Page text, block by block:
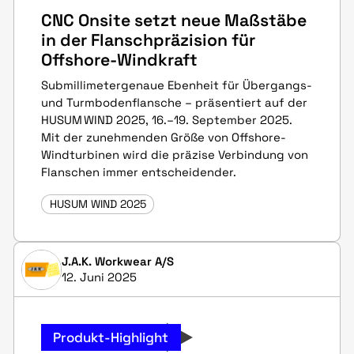
CNC Onsite setzt neue Maßstäbe
in der Flanschpräzision für
Offshore-Windkraft
Submillimetergenaue Ebenheit für Übergangs-
und Turmbodenflansche – präsentiert auf der
HUSUM WIND 2025, 16.–19. September 2025.
Mit der zunehmenden Größe von Offshore-
Windturbinen wird die präzise Verbindung von
Flanschen immer entscheidender.
HUSUM WIND 2025
J.A.K. Workwear A/S
12. Juni 2025
Produkt-Highlight